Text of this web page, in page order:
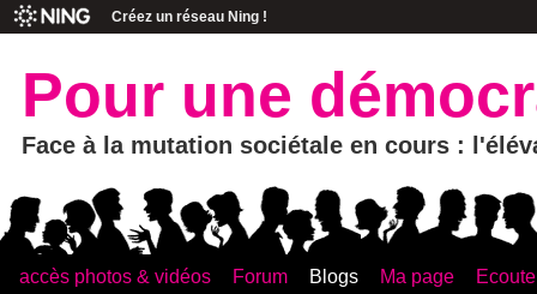
Créez un réseau Ning !
Pour une
Face à la mutation sociétale en cours :
accès photos & vidéos Forum Blogs Ma page